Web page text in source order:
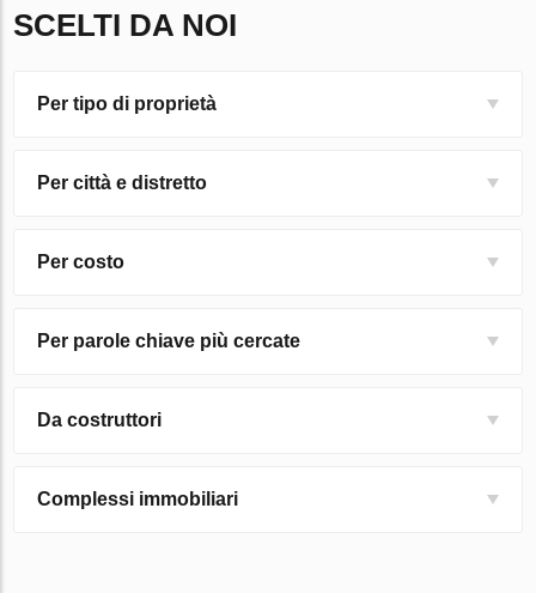
SCELTI DA NOI
Per tipo di proprietà
Per città e distretto
Per costo
Per parole chiave più cercate
Da costruttori
Complessi immobiliari